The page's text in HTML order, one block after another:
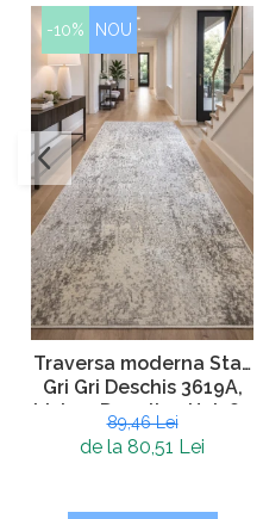
-10% NOU
Traversa moderna Star,
Gri Gri Deschis 3619A,
Living, Dormitor, Hol, 80
x 250 cm
89,46 Lei
de la 80,51 Lei